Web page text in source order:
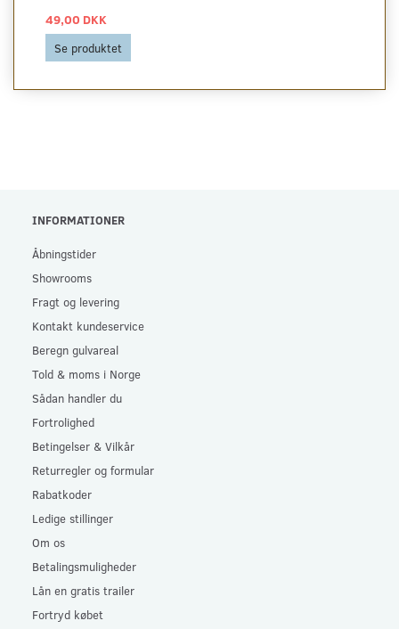
49,00 DKK
Se produktet
INFORMATIONER
Åbningstider
Showrooms
Fragt og levering
Kontakt kundeservice
Beregn gulvareal
Told & moms i Norge
Sådan handler du
Fortrolighed
Betingelser & Vilkår
Returregler og formular
Rabatkoder
Ledige stillinger
Om os
Betalingsmuligheder
Lån en gratis trailer
Fortryd købet